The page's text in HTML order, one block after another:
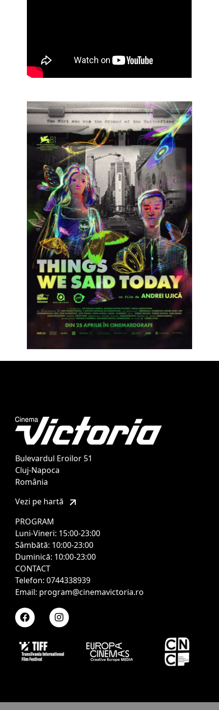
Bulevardul Eroilor 51
Cluj-Napoca
România
Vezi pe hartă
PROGRAM
Luni-Vineri: 15:00-23:00
Sâmbătă: 10:00-23:00
Duminică: 10:00-23:00
CONTACT
Telefon: 0744338939
Email: program@cinemavictoria.ro